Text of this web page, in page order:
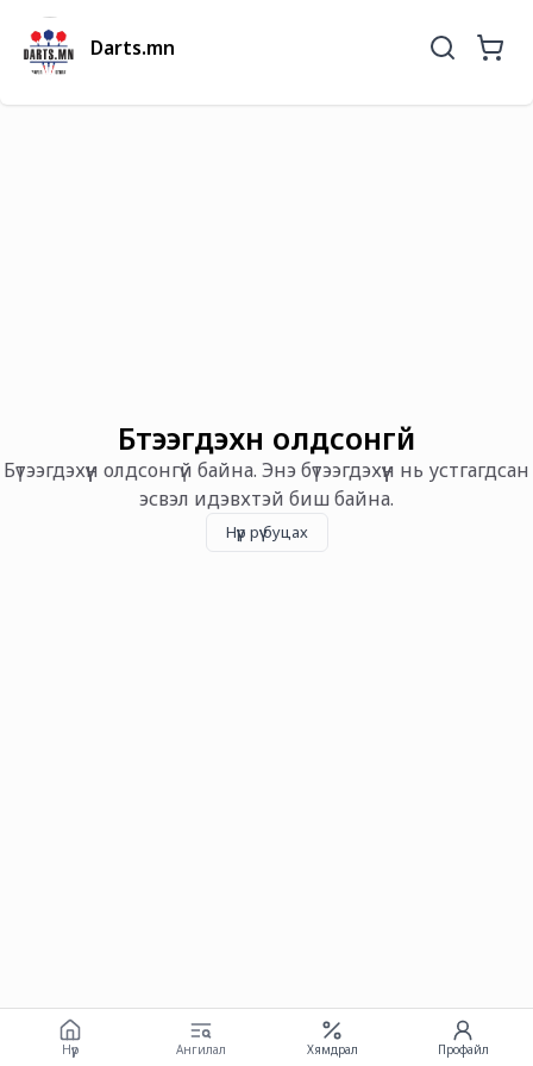
Darts.mn
Бүтээгдэхүүн олдсонгүй
Бүтээгдэхүүн олдсонгүй байна. Энэ бүтээгдэхүүн нь устгагдсан
эсвэл идэвхтэй биш байна.
Нүүр рүү буцах
Нүүр Ангилал Хямдрал Профайл